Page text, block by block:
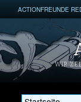
ACTIONFREUNDE
WIR